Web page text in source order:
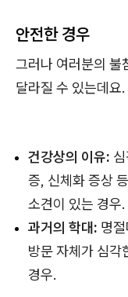
안전한 경우
그러나 여러분의 불
달라질 수 있는데요.
건강상의 이유:
증, 신체화 증상
소견이 있는 경우.
과거의 학대: 명
방문 자체가 심각
경우.